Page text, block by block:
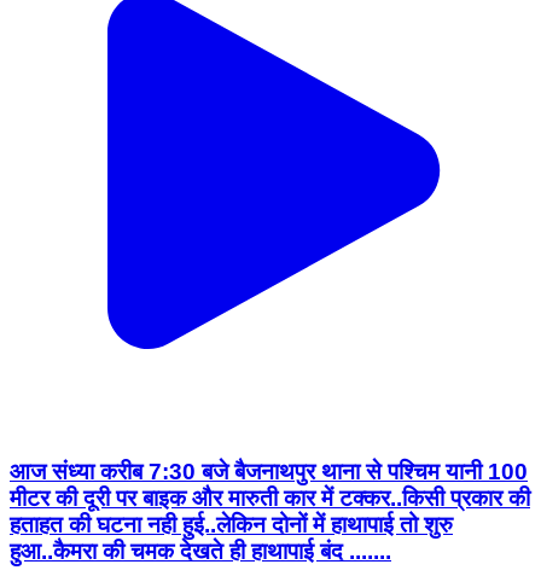
आज संध्या करीब 7:30 बजे बैजनाथपुर थाना से पश्चिम यानी 100
मीटर की दूरी पर बाइक और मारुती कार में टक्कर..किसी प्रकार की
हताहत की घटना नही हुई..लेकिन दोनों में हाथापाई तो शुरु
हुआ..कैमरा की चमक देखते ही हाथापाई बंद .......